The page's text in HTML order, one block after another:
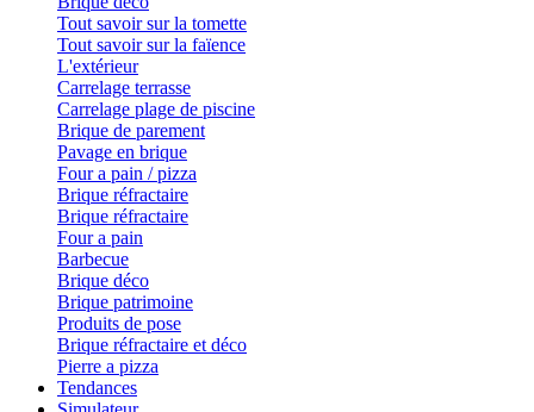
Tout savoir sur la tomette
Tout savoir sur la faïence
L'extérieur
Carrelage terrasse
Carrelage plage de piscine
Brique de parement
Pavage en brique
Four a pain / pizza
Brique réfractaire
Brique réfractaire
Four a pain
Barbecue
Brique déco
Brique patrimoine
Produits de pose
Brique réfractaire et déco
Pierre a pizza
Tendances